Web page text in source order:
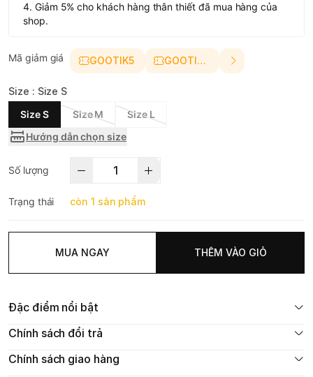
4. Giảm 5% cho khách hàng thân thiết đã mua hàng của
shop.
Mã giảm giá GOOTIK5 GOOTIK10
Size : Size S
Size S
Size M
Size L
Hướng dẫn chọn size
Số lượng
Trạng thái còn 1 sản phẩm
MUA NGAY THÊM VÀO GIỎ
Đặc điểm nổi bật
Chính sách đổi trả
Chính sách giao hàng